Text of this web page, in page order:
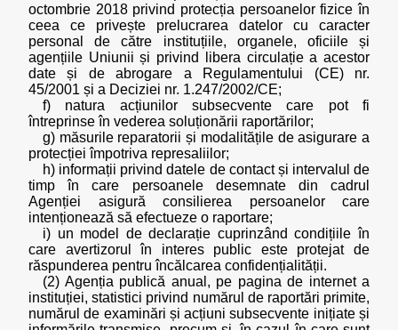
octombrie 2018 privind protecția persoanelor fizice în
ceea ce privește prelucrarea datelor cu caracter
personal de către instituțiile, organele, oficiile și
agențiile Uniunii și privind libera circulație a acestor
date și de abrogare a Regulamentului (CE) nr.
45/2001 și a Deciziei nr. 1.247/2002/CE;
f) natura acțiunilor subsecvente care pot fi
întreprinse în vederea soluționării raportărilor;
g) măsurile reparatorii și modalitățile de asigurare a
protecției împotriva represaliilor;
h) informații privind datele de contact și intervalul de
timp în care persoanele desemnate din cadrul
Agenției asigură consilierea persoanelor care
intenționează să efectueze o raportare;
i) un model de declarație cuprinzând condițiile în
care avertizorul în interes public este protejat de
răspunderea pentru încălcarea confidențialității.
(2) Agenția publică anual, pe pagina de internet a
instituției, statistici privind numărul de raportări primite,
numărul de examinări și acțiuni subsecvente inițiate și